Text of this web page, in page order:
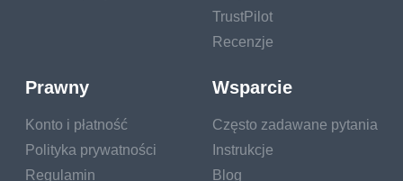
TrustPilot
Recenzje
Prawny
Konto i płatność
Polityka prywatności
Regulamin
Wsparcie
Często zadawane pytania
Instrukcje
Blog